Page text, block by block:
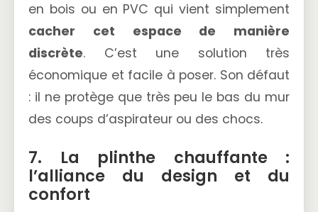
en bois ou en PVC qui vient simplement
cacher cet espace de manière
discrète. C’est une solution très
économique et facile à poser. Son défaut
: il ne protège que très peu le bas du mur
des coups d’aspirateur ou des chocs.
7. La plinthe chauffante :
l’alliance du design et du
confort